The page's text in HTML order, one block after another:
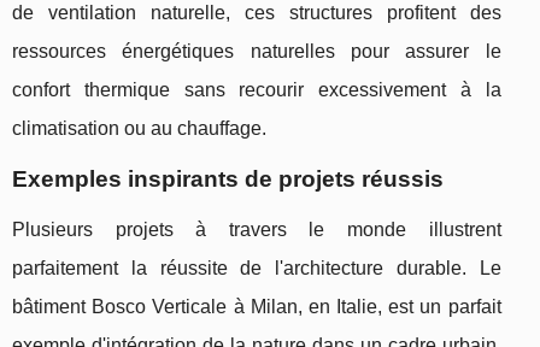
de ventilation naturelle, ces structures profitent des
ressources énergétiques naturelles pour assurer le
confort thermique sans recourir excessivement à la
climatisation ou au chauffage.
Exemples inspirants de projets réussis
Plusieurs projets à travers le monde illustrent
parfaitement la réussite de l'architecture durable. Le
bâtiment Bosco Verticale à Milan, en Italie, est un parfait